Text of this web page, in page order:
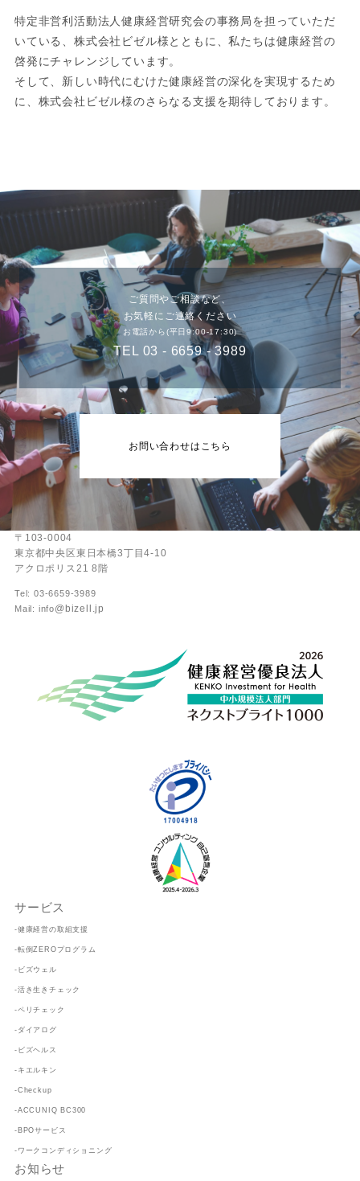
特定非営利活動法人健康経営研究会の事務局を担っていただ
いている、株式会社ビゼル様とともに、私たちは健康経営の
啓発にチャレンジしています。
そして、新しい時代にむけた健康経営の深化を実現するため
に、株式会社ビゼル様のさらなる支援を期待しております。
ご質問やご相談など、
お気軽にご連絡ください
お電話から(平日9:00-17:30)
TEL 03 - 6659 - 3989
お問い合わせはこちら
〒103-0004
東京都中央区東日本橋3丁目4-10
アクロポリス21 8階
Tel: 03-6659-3989
Mail: info@bizell.jp
サービス
-健康経営の取組支援
-転倒ZEROプログラム
-ビズウェル
-活き生きチェック
-ペリチェック
-ダイアログ
-ビズヘルス
-キエルキン
-Checkup
-ACCUNIQ BC300
-BPOサービス
-ワークコンディショニング
お知らせ